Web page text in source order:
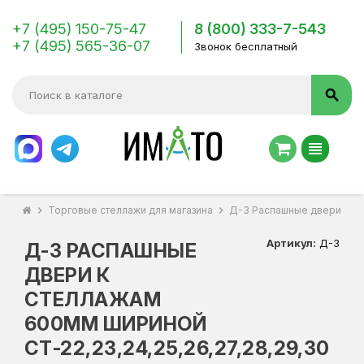
+7 (495) 150-75-47
+7 (495) 565-36-07
8 (800) 333-7-543
Звонок бесплатный
search
view_headline
chevron_right Торговые стеллажи для магазина chevron_right Д-3 Распашные двери к
Д-3 РАСПАШНЫЕ
ДВЕРИ К
СТЕЛЛАЖАМ
600ММ ШИРИНОЙ
СТ-22,23,24,25,26,27,28,29,30
Артикул: Д-3